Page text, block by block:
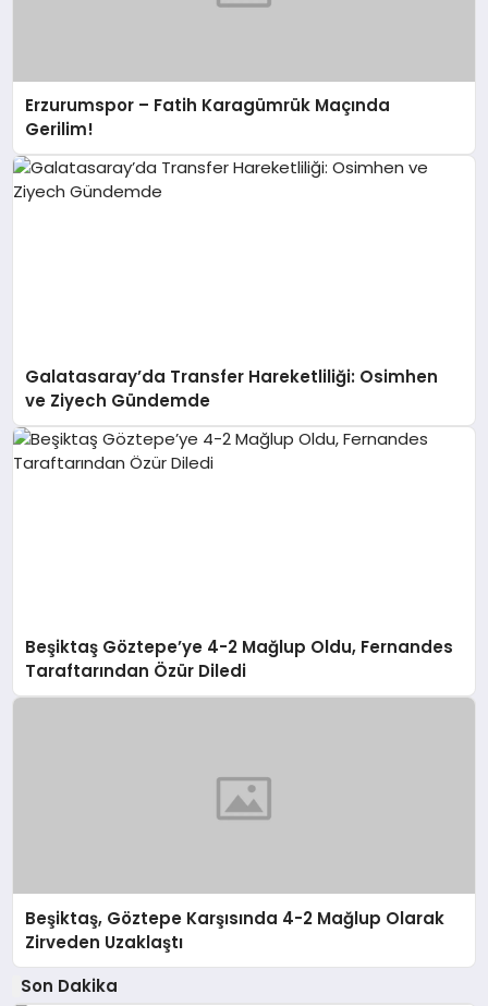
Erzurumspor – Fatih Karagümrük Maçında
Gerilim!
Galatasaray’da Transfer Hareketliliği: Osimhen
ve Ziyech Gündemde
Beşiktaş Göztepe’ye 4-2 Mağlup Oldu, Fernandes
Taraftarından Özür Diledi
Beşiktaş, Göztepe Karşısında 4-2 Mağlup Olarak
Zirveden Uzaklaştı
Son Dakika